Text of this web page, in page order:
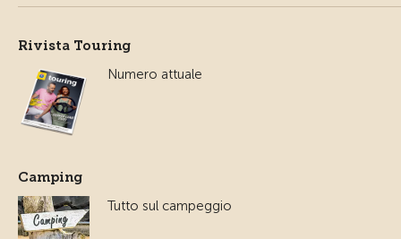
Rivista Touring
Numero attuale
Camping
Tutto sul campeggio